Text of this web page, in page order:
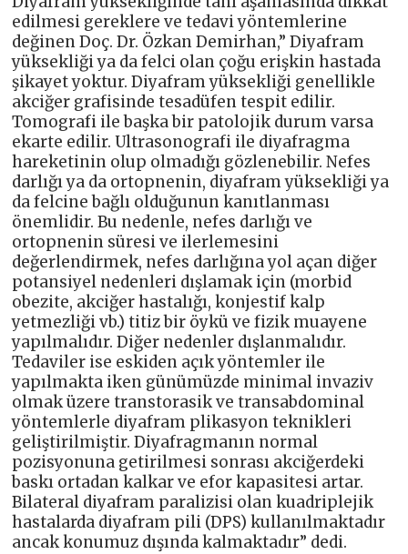
edilmesi gereklere ve tedavi yöntemlerine
değinen Doç. Dr. Özkan Demirhan,” Diyafram
yüksekliği ya da felci olan çoğu erişkin hastada
şikayet yoktur. Diyafram yüksekliği genellikle
akciğer grafisinde tesadüfen tespit edilir.
Tomografi ile başka bir patolojik durum varsa
ekarte edilir. Ultrasonografi ile diyafragma
hareketinin olup olmadığı gözlenebilir. Nefes
darlığı ya da ortopnenin, diyafram yüksekliği ya
da felcine bağlı olduğunun kanıtlanması
önemlidir. Bu nedenle, nefes darlığı ve
ortopnenin süresi ve ilerlemesini
değerlendirmek, nefes darlığına yol açan diğer
potansiyel nedenleri dışlamak için (morbid
obezite, akciğer hastalığı, konjestif kalp
yetmezliği vb.) titiz bir öykü ve fizik muayene
yapılmalıdır. Diğer nedenler dışlanmalıdır.
Tedaviler ise eskiden açık yöntemler ile
yapılmakta iken günümüzde minimal invaziv
olmak üzere transtorasik ve transabdominal
yöntemlerle diyafram plikasyon teknikleri
geliştirilmiştir. Diyafragmanın normal
pozisyonuna getirilmesi sonrası akciğerdeki
baskı ortadan kalkar ve efor kapasitesi artar.
Bilateral diyafram paralizisi olan kuadriplejik
hastalarda diyafram pili (DPS) kullanılmaktadır
ancak konumuz dışında kalmaktadır” dedi.